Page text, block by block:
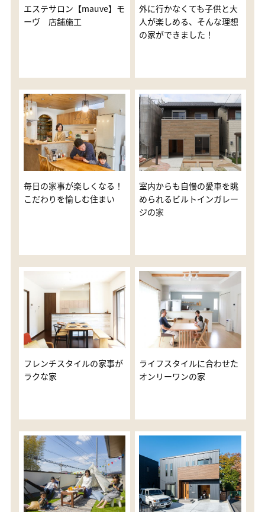
エステサロン【mauve】モ
ーヴ 店舗施工
外に行かなくても子供と大
人が楽しめる、そんな理想
の家ができました！
毎日の家事が楽しくなる！
こだわりを愉しむ住まい
室内からも自慢の愛車を眺
められるビルトインガレー
ジの家
フレンチスタイルの家事が
ラクな家
ライフスタイルに合わせた
オンリーワンの家